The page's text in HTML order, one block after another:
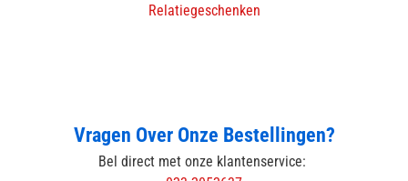
Relatiegeschenken
Vragen Over Onze Bestellingen?
Bel direct met onze klantenservice: